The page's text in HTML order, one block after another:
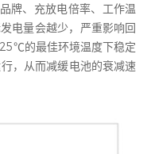
牌、充放电倍率、工作温
电量会越少，严重影响回
的最佳环境温度下稳定
，从而减缓电池的衰减速